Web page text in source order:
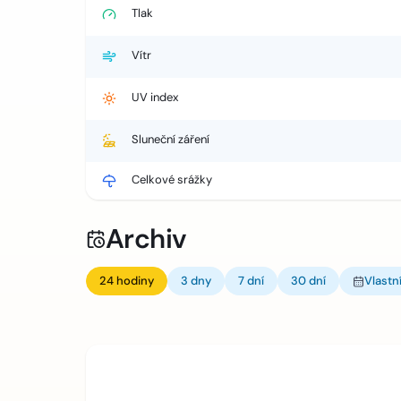
Tlak
Vítr
UV index
Sluneční záření
Celkové srážky
Archiv
24 hodiny 3 dny 7 dní 30 dní Vlastní